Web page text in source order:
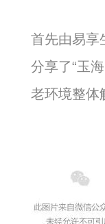
首先由易享
分享了“玉
老环境整体